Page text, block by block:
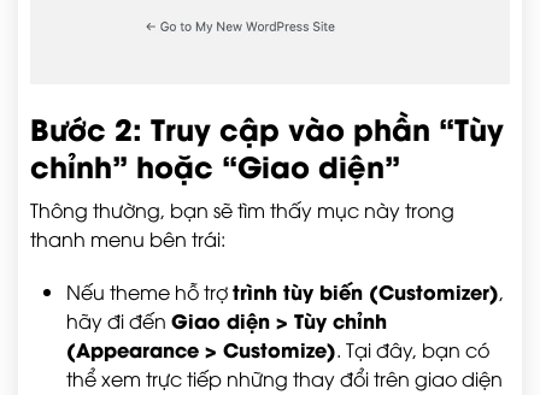
Bước 2: Truy cập vào phần “Tùy
chỉnh” hoặc “Giao diện”
Thông thường, bạn sẽ tìm thấy mục này trong
thanh menu bên trái:
Nếu theme hỗ trợtrình tùy biến (Customizer),
hãy đi đến Giao diện > Tùy chỉnh
(Appearance > Customize). Tại đây, bạn có
thể xem trực tiếp những thay đổi trên giao diện